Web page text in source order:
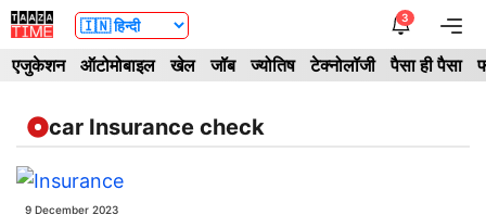
Skip
to
content
3
एजुकेशन ऑटोमोबाइल खेल जॉब ज्योतिष टेक्नोलॉजी पैसा ही पैसा
car Insurance check
9 December 2023